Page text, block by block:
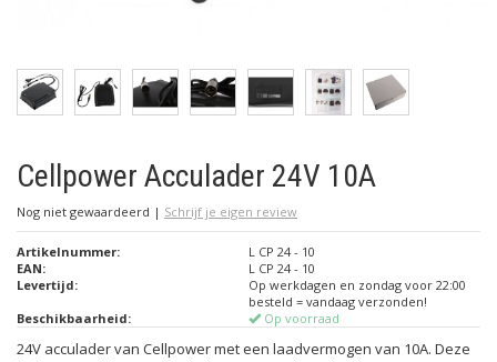
Cellpower Acculader 24V 10A
Nog niet gewaardeerd | Schrijf je eigen review
Artikelnummer:
L CP 24 - 10
EAN:
L CP 24 - 10
Levertijd:
Op werkdagen en zondag voor 22:00
besteld = vandaag verzonden!
Beschikbaarheid:
Op voorraad
24V acculader van Cellpower met een laadvermogen van 10A. Deze